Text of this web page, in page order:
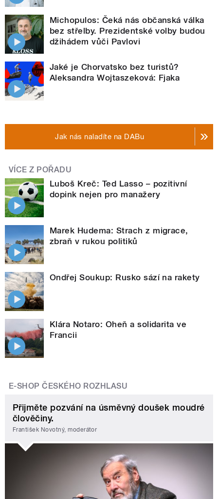
Michopulos: Čeká nás občanská válka
bez střelby. Prezidentské volby budou
džihádem vůči Pavlovi
Jaké je Chorvatsko bez turistů?
Aleksandra Wojtaszeková: Fjaka
Jak nás naladíte na DABu
VÍCE Z POŘADU
Luboš Kreč: Ted Lasso – pozitivní
dopink nejen pro manažery
Marek Hudema: Strach z migrace,
zbraň v rukou politiků
Ondřej Soukup: Rusko sází na rakety
Klára Notaro: Oheň a solidarita ve
Francii
E-SHOP ČESKÉHO ROZHLASU
Přijměte pozvání na úsměvný doušek moudré
člověčiny.
František Novotný, moderátor